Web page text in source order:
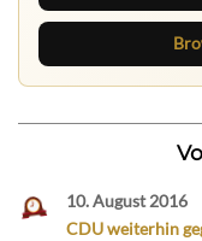
10. August 2016
CDU weiterhin